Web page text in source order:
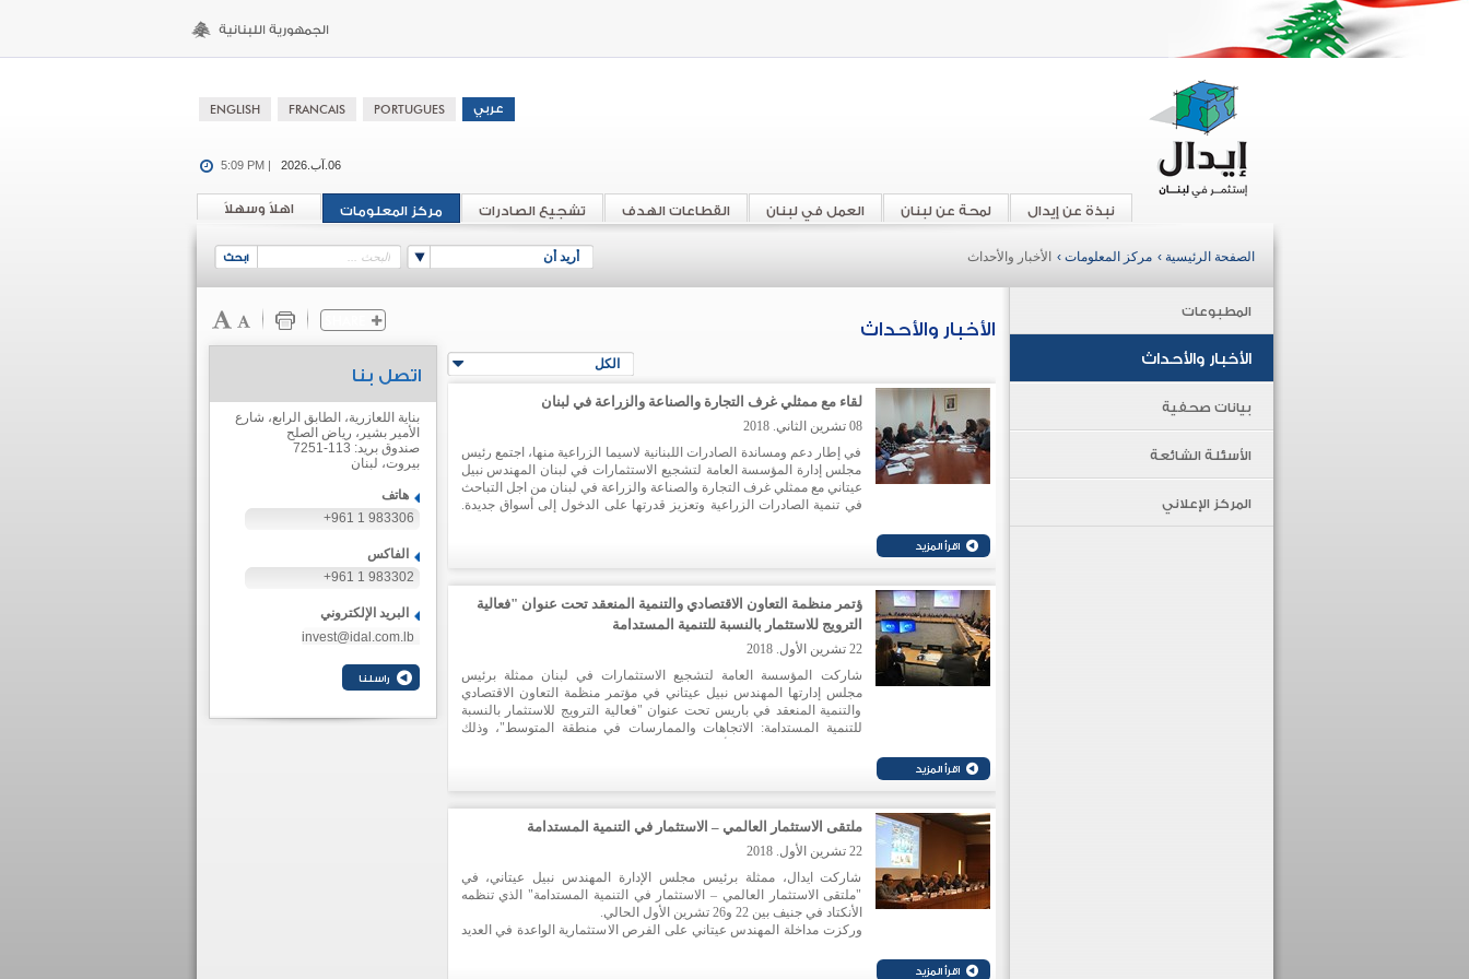
06.آب.2026 5:09 PM |
اهلاً وسهلاً مركز المعلومات تشجيع الصادرات القطاعات الهدف العمل في لبنان لمحة عن لبنان نبذة عن إيدال
أريد أن الصفحة الرئيسية › مركز المعلومات › الأخبار والأحداث
المطبوعات
الأخبار والأحداث
بيانات صحفية
الأسئلة الشائعة
المركز الإعلاني
الأخبار والأحداث
الكل
لقاء مع ممثلي غرف التجارة والصناعة والزراعة في لبنان
08 تشرين الثاني. 2018
في إطار دعم ومساندة الصادرات اللبنانية لاسيما الزراعية منها، اجتمع رئيس
مجلس إدارة المؤسسة العامة لتشجيع الاستثمارات في لبنان المهندس نبيل
عيتاني مع ممثلي غرف التجارة والصناعة والزراعة في لبنان من اجل التباحث
في تنمية الصادرات الزراعية وتعزيز قدرتها على الدخول إلى أسواق جديدة.
ؤتمر منظمة التعاون الاقتصادي والتنمية المنعقد تحت عنوان "فعالية
الترويج للاستثمار بالنسبة للتنمية المستدامة
22 تشرين الأول. 2018
شاركت المؤسسة العامة لتشجيع الاستثمارات في لبنان ممثلة برئيس
مجلس إدارتها المهندس نبيل عيتاني في مؤتمر منظمة التعاون الاقتصادي
والتنمية المنعقد في باريس تحت عنوان "فعالية الترويج للاستثمار بالنسبة
للتنمية المستدامة: الاتجاهات والممارسات في منطقة المتوسط"، وذلك
ملتقى الاستثمار العالمي – الاستثمار في التنمية المستدامة
22 تشرين الأول. 2018
شاركت ايدال، ممثلة برئيس مجلس الإدارة المهندس نبيل عيتاني، في
"ملتقى الاستثمار العالمي – الاستثمار في التنمية المستدامة" الذي تنظمه
الأنكتاد في جنيف بين 22 و26 تشرين الأول الحالي.
وركزت مداخلة المهندس عيتاني على الفرص الاستثمارية الواعدة في العديد
اتصل بنا
بناية اللعازرية، الطابق الرابع، شارع
الأمير بشير، رياض الصلح
صندوق بريد: 113-7251
بيروت، لبنان
هاتف
+961 1 983306
الفاكس
+961 1 983302
البريد الإلكتروني
invest@idal.com.lb